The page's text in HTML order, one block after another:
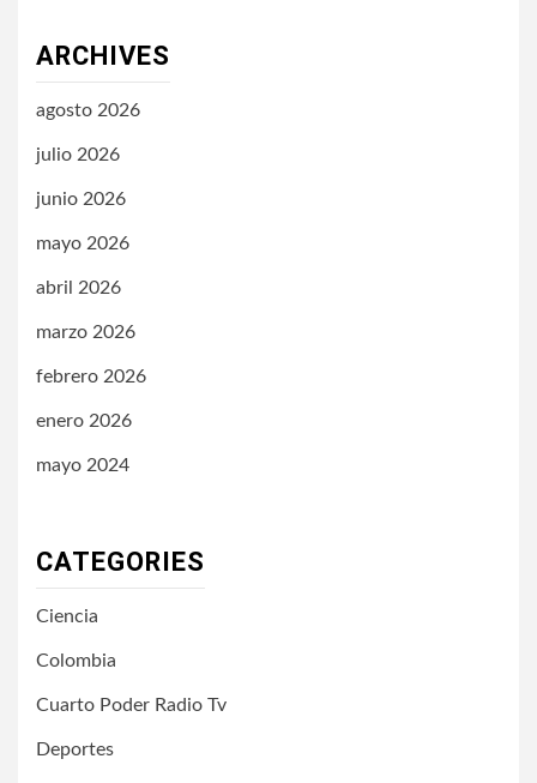
ARCHIVES
agosto 2026
julio 2026
junio 2026
mayo 2026
abril 2026
marzo 2026
febrero 2026
enero 2026
mayo 2024
CATEGORIES
Ciencia
Colombia
Cuarto Poder Radio Tv
Deportes